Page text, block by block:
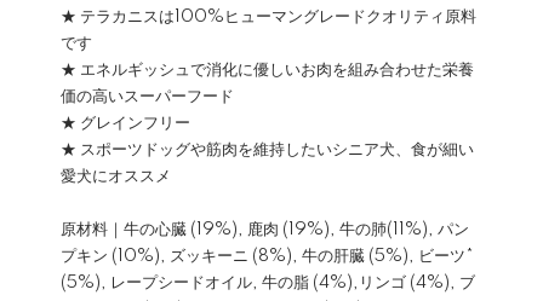
★ テラカニスは100%ヒューマングレードクオリティ原料
です
★ エネルギッシュで消化に優しいお肉を組み合わせた栄養
価の高いスーパーフード
★ グレインフリー
★ スポーツドッグや筋肉を維持したいシニア犬、食が細い
愛犬にオススメ
原材料｜牛の心臓 (19%), 鹿肉 (19%), 牛の肺(11%), パン
プキン (10%), ズッキーニ (8%), 牛の肝臓 (5%), ビーツ*
(5%), レープシードオイル, 牛の脂 (4%),リンゴ (4%), ブ